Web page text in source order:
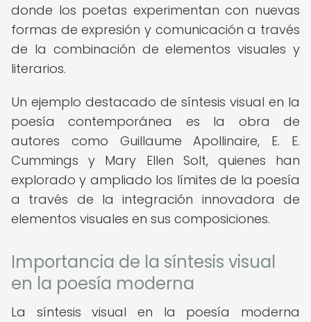
donde los poetas experimentan con nuevas
formas de expresión y comunicación a través
de la combinación de elementos visuales y
literarios.
Un ejemplo destacado de síntesis visual en la
poesía contemporánea es la obra de
autores como Guillaume Apollinaire, E. E.
Cummings y Mary Ellen Solt, quienes han
explorado y ampliado los límites de la poesía
a través de la integración innovadora de
elementos visuales en sus composiciones.
Importancia de la síntesis visual
en la poesía moderna
La síntesis visual en la poesía moderna